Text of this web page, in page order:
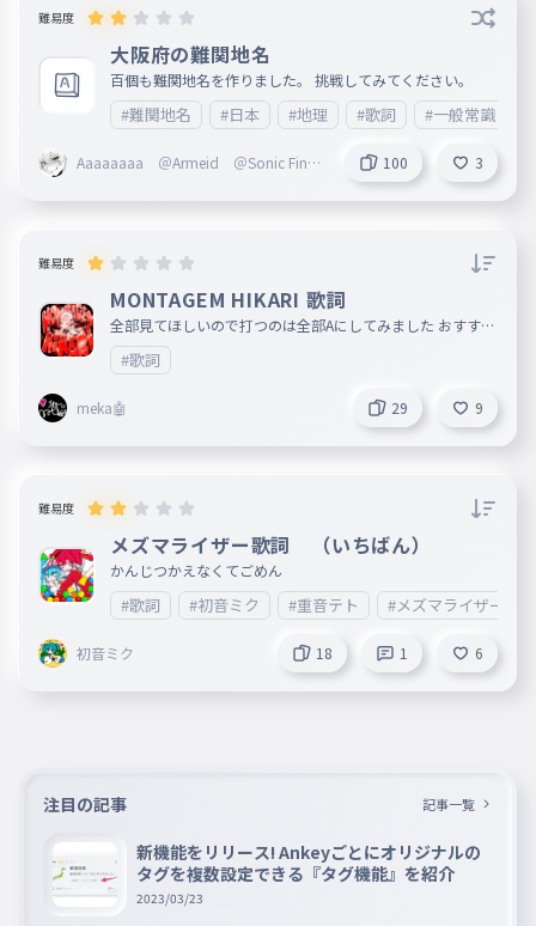
難易度
大阪府の難関地名
百個も難関地名を作りました。 挑戦してみてください。
#難関地名 #日本 #地理 #歌詞 #一般常識
Aaaaaaaa ＠Armeid ＠Sonic Finge
100 3
難易度
MONTAGEM HIKARI 歌詞
全部見てほしいので打つのは全部Aにしてみました おすすめ
はその歌詞を読み終わったら次進むっていうのもいいと思い
ます
#歌詞
meka🤖 29 9
難易度
メズマライザー歌詞 （いちばん）
かんじつかえなくてごめん
#歌詞 #初音ミク #重音テト #メズマライザー
初音ミク 18 1 6
注目の記事 記事一覧
新機能をリリース! Ankeyごとにオリジナルの
タグを複数設定できる『タグ機能』を紹介
2023/03/23